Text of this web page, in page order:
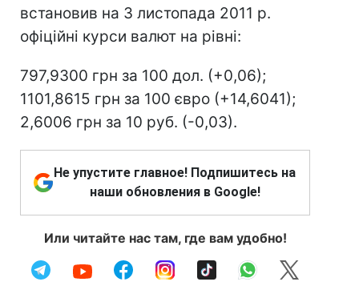
встановив на 3 листопада 2011 р.
офіційні курси валют на рівні:
797,9300 грн за 100 дол. (+0,06);
1101,8615 грн за 100 євро (+14,6041);
2,6006 грн за 10 руб. (-0,03).
Не упустите главное! Подпишитесь на
наши обновления в Google!
Или читайте нас там, где вам удобно!